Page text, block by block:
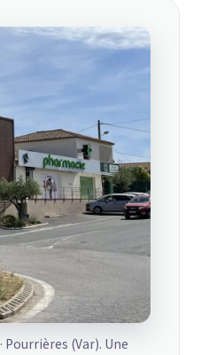
· Pourrières (Var). Une